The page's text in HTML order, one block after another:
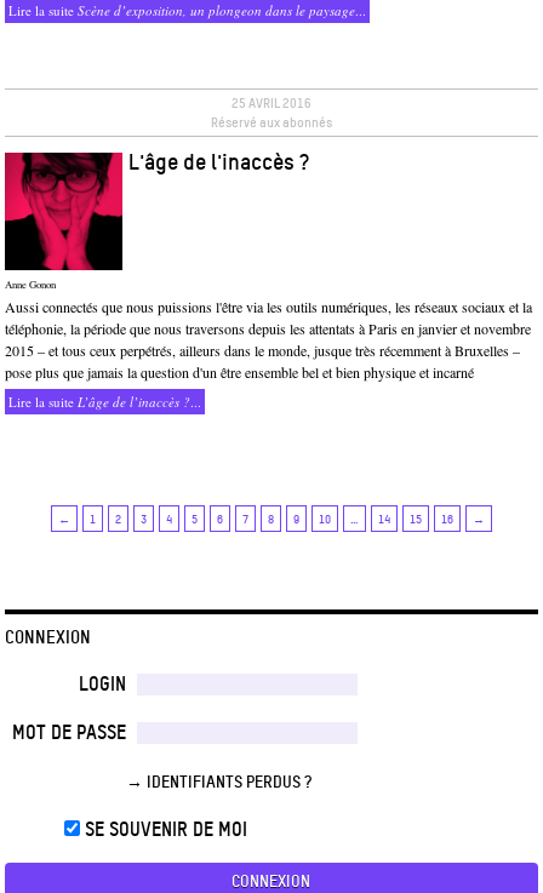
Lire la suiteScène d’exposition, un plongeon dans le paysage...
25 AVRIL 2016
Réservé aux abonnés
L'âge de l'inaccès ?
Anne Gonon
Aussi connectés que nous puissions l'être via les outils numériques, les réseaux sociaux et la
téléphonie, la période que nous traversons depuis les attentats à Paris en janvier et novembre
2015 – et tous ceux perpétrés, ailleurs dans le monde, jusque très récemment à Bruxelles –
pose plus que jamais la question d'un être ensemble bel et bien physique et incarné
Lire la suiteL’âge de l’inaccès ?...
← 1 2 3 4 5 6 7 8 9 10 14 15 16 →
CONNEXION
LOGIN
MOT DE PASSE
→ IDENTIFIANTS PERDUS ?
SE SOUVENIR DE MOI